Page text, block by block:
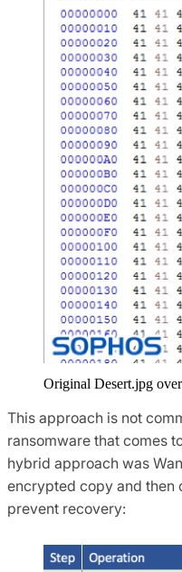
Original Desert.jpg
This approach is not
ransomware that comes
hybrid approach was
encrypted copy and then
prevent recovery: